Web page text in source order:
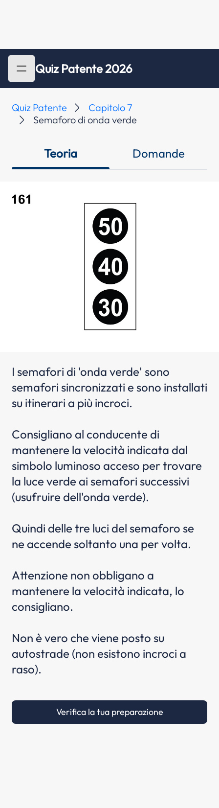
Quiz Patente 2026
Quiz Patente
Capitolo 7
Semaforo di onda verde
Teoria Domande
I semafori di 'onda verde' sono
semafori sincronizzati e sono installati
su itinerari a più incroci.
Consigliano al conducente di
mantenere la velocità indicata dal
simbolo luminoso acceso per trovare
la luce verde ai semafori successivi
(usufruire dell'onda verde).
Quindi delle tre luci del semaforo se
ne accende soltanto una per volta.
Attenzione non obbligano a
mantenere la velocità indicata, lo
consigliano.
Non è vero che viene posto su
autostrade (non esistono incroci a
raso).
Verifica la tua preparazione